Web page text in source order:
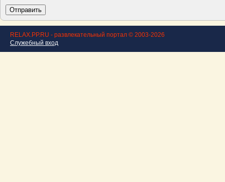
RELAX.PP.RU - развлекательный портал © 2003-2026
Служебный вход